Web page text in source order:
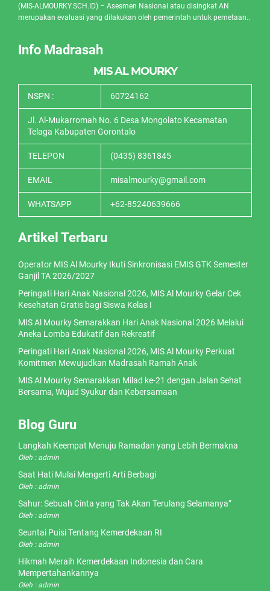
(MIS-ALMOURKY.SCH.ID) – Asesmen Nasional atau disingkat AN
merupakan evaluasi yang dilakukan oleh pemerintah untuk pemetaan..
Info Madrasah
MIS AL MOURKY
NSPN : 60724162
Jl. Al-Mukarromah No. 6 Desa Mongolato Kecamatan
Telaga Kabupaten Gorontalo
TELEPON (0435) 8361845
EMAIL misalmourky@gmail.com
WHATSAPP +62-85240639666
Artikel Terbaru
Operator MIS Al Mourky Ikuti Sinkronisasi EMIS GTK Semester
Ganjil TA 2026/2027
Peringati Hari Anak Nasional 2026, MIS Al Mourky Gelar Cek
Kesehatan Gratis bagi Siswa Kelas I
MIS Al Mourky Semarakkan Hari Anak Nasional 2026 Melalui
Aneka Lomba Edukatif dan Rekreatif
Peringati Hari Anak Nasional 2026, MIS Al Mourky Perkuat
Komitmen Mewujudkan Madrasah Ramah Anak
MIS Al Mourky Semarakkan Milad ke-21 dengan Jalan Sehat
Bersama, Wujud Syukur dan Kebersamaan
Blog Guru
Langkah Keempat Menuju Ramadan yang Lebih Bermakna
Oleh : admin
Saat Hati Mulai Mengerti Arti Berbagi
Oleh : admin
Sahur: Sebuah Cinta yang Tak Akan Terulang Selamanya”
Oleh : admin
Seuntai Puisi Tentang Kemerdekaan RI
Oleh : admin
Hikmah Meraih Kemerdekaan Indonesia dan Cara
Mempertahankannya
Oleh : admin